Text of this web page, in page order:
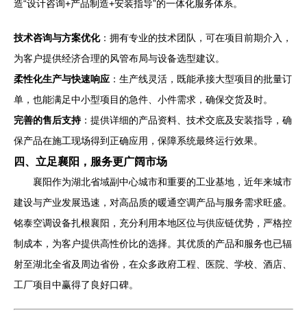
造“设计咨询+产品制造+安装指导”的一体化服务体系。
技术咨询与方案优化：拥有专业的技术团队，可在项目前期介入，
为客户提供经济合理的风管布局与设备选型建议。
柔性化生产与快速响应 ：生产线灵活，既能承接大型项目的批量订
单，也能满足中小型项目的急件、小件需求，确保交货及时。
完善的售后支持：提供详细的产品资料、技术交底及安装指导，确
保产品在施工现场得到正确应用，保障系统最终运行效果。
四、立足襄阳，服务更广阔市场
襄阳作为湖北省域副中心城市和重要的工业基地，近年来城市
建设与产业发展迅速，对高品质的暖通空调产品与服务需求旺盛。
铭泰空调设备扎根襄阳，充分利用本地区位与供应链优势，严格控
制成本，为客户提供高性价比的选择。其优质的产品和服务也已辐
射至湖北全省及周边省份，在众多政府工程、医院、学校、酒店、
工厂项目中赢得了良好口碑。